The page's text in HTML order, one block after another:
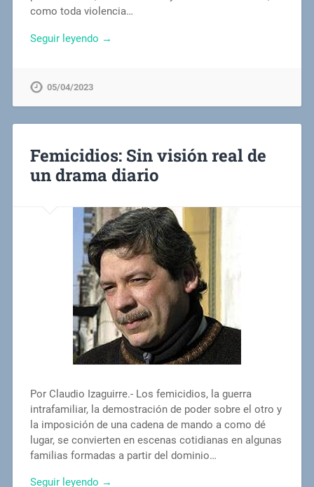
como toda violencia…
Seguir leyendo →
05/04/2023
Femicidios: Sin visión real de
un drama diario
Por Claudio Izaguirre.- Los femicidios, la guerra
intrafamiliar, la demostración de poder sobre el otro y
la imposición de una cadena de mando a como dé
lugar, se convierten en escenas cotidianas en algunas
familias formadas a partir del dominio…
Seguir leyendo →